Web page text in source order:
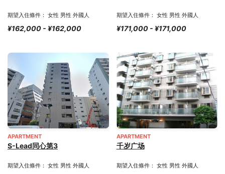
期望入住條件： 女性 男性 外國人
¥162,000 - ¥162,000
期望入住條件： 女性 男性 外國人
¥171,000 - ¥171,000
APARTMENT
S-Lead同心第3
期望入住條件： 女性 男性 外國人
APARTMENT
千岁广场
期望入住條件： 女性 男性 外國人